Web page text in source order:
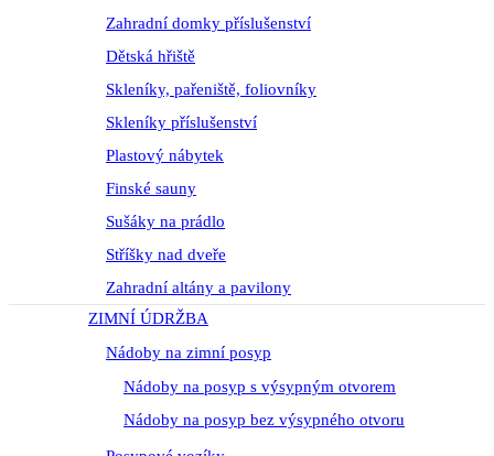
Zahradní domky příslušenství
Dětská hřiště
Skleníky, pařeniště, foliovníky
Skleníky příslušenství
Plastový nábytek
Finské sauny
Sušáky na prádlo
Stříšky nad dveře
Zahradní altány a pavilony
ZIMNÍ ÚDRŽBA
Nádoby na zimní posyp
Nádoby na posyp s výsypným otvorem
Nádoby na posyp bez výsypného otvoru